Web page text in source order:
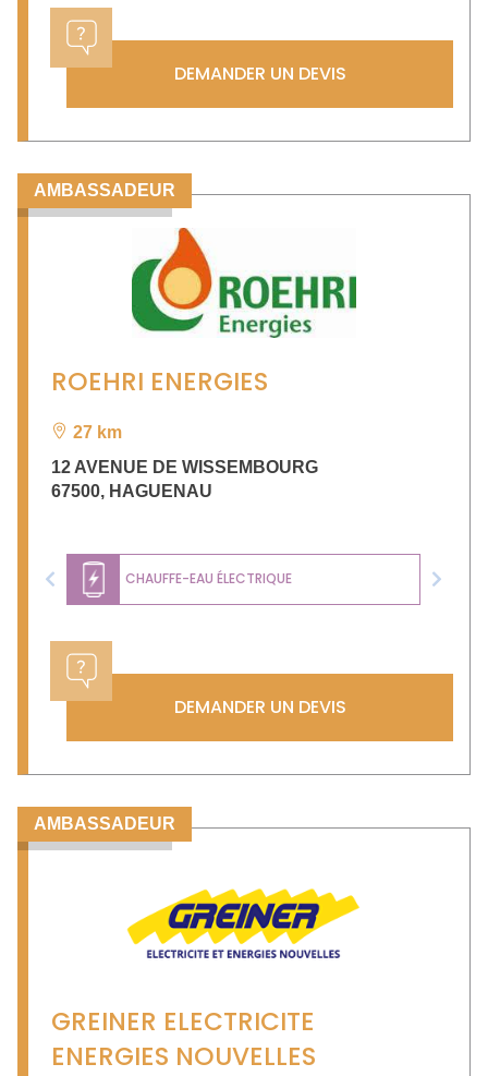
DEMANDER UN DEVIS
AMBASSADEUR
ROEHRI ENERGIES
27 km
12 AVENUE DE WISSEMBOURG
67500, HAGUENAU
CHAUFFE-EAU ÉLECTRIQUE
Previous Next
DEMANDER UN DEVIS
AMBASSADEUR
GREINER ELECTRICITE
ENERGIES NOUVELLES